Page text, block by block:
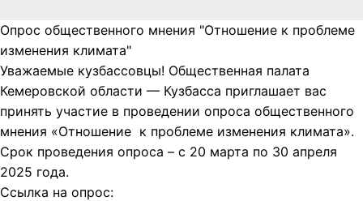
Опрос общественного мнения "Отношение к проблеме
изменения климата"
Уважаемые кузбассовцы! Общественная палата
Кемеровской области — Кузбасса приглашает вас
принять участие в проведении опроса общественного
мнения «Отношение к проблеме изменения климата».
Срок проведения опроса – с 20 марта по 30 апреля
2025 года.
Ссылка на опрос: